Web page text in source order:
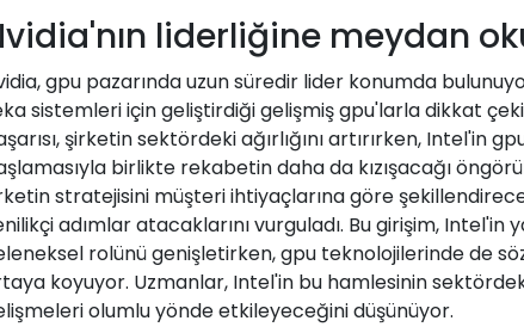
liderliğine meydan
gpu pazarında uzun süredir lider konumda
sistemleri için geliştirdiği gelişmiş gpu'larla dikkat
şirketin sektördeki ağırlığını artırırken, Intel'in
birlikte rekabetin daha da kızışacağı
stratejisini müşteri ihtiyaçlarına göre
adımlar atacaklarını vurguladı. Bu girişim, Intel'in
rolünü genişletirken, gpu teknolojilerinde de
koyuyor. Uzmanlar, Intel'in bu hamlesinin
olumlu yönde etkileyeceğini düşünüyor.